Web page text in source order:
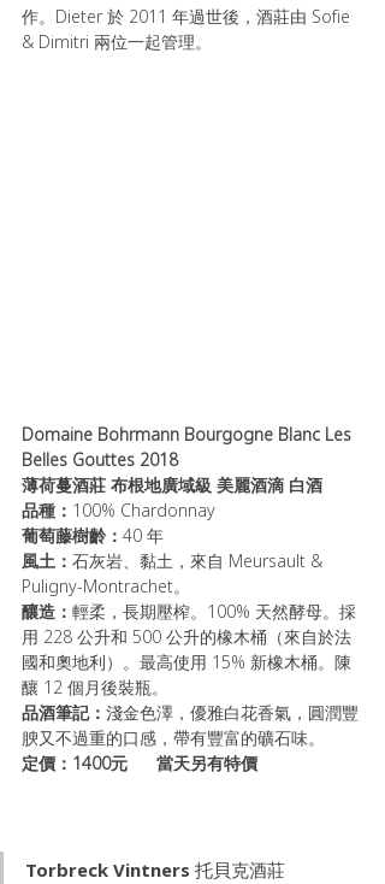
作。Dieter 於 2011 年過世後，酒莊由 Sofie
& Dimitri 兩位一起管理。
Domaine Bohrmann Bourgogne Blanc Les
Belles Gouttes 2018
薄荷蔓酒莊 布根地廣域級 美麗酒滴 白酒
品種： 100% Chardonnay
葡萄藤樹齡： 40 年
風土： 石灰岩、黏土，來自 Meursault &
Puligny-Montrachet。
釀造： 輕柔，長期壓榨。100% 天然酵母。採
用 228 公升和 500 公升的橡木桶（來自於法
國和奧地利）。最高使用 15% 新橡木桶。陳
釀 12 個月後裝瓶。
品酒筆記： 淺金色澤，優雅白花香氣，圓潤豐
腴又不過重的口感，帶有豐富的礦石味。
定價：1400元      當天另有特價
Torbreck Vintners 托貝克酒莊